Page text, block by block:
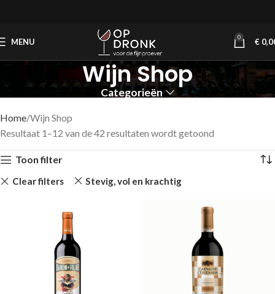
MENU 0 €
Wijn Shop
Categorieën
Home Wijn Shop
Resultaat 1–12 van de 42 resultaten wordt getoond
Toon filter
Clear filters Stevig, vol en krachtig